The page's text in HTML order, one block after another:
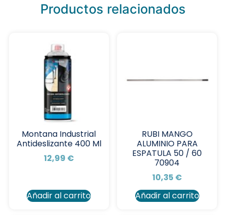
Productos relacionados
Montana Industrial
Antideslizante 400 Ml
12,99 €
Añadir al carrito
RUBI MANGO
ALUMINIO PARA
ESPATULA 50 / 60
70904
10,35 €
Añadir al carrito